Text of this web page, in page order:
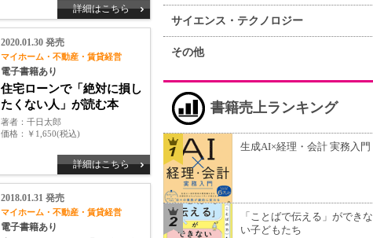
詳細はこちら
2020.01.30 発売
マイホーム・不動産・賃貸経営
電子書籍あり
住宅ローンで「絶対に損し
たくない人」が読む本
著者
千日太郎
価格
￥1,650(税込)
詳細はこちら
2018.01.31 発売
マイホーム・不動産・賃貸経営
電子書籍あり
サイエンス・テクノロジー
その他
書籍売上ランキング
生成AI×経理・会計 実務入門
「ことばで伝える」ができな
い子どもたち